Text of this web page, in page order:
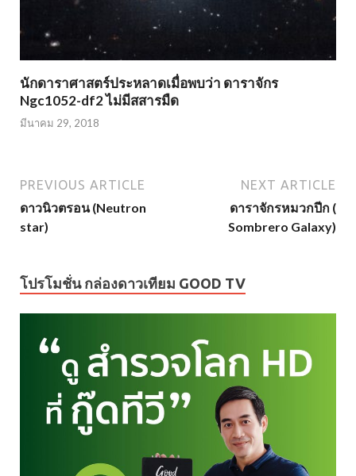
นักดาราศาสตร์ประหลาดเมื่อพบว่า ดาราจักร
Ngc1052-df2 ไม่มีสสารมืด
มีนาคม 29, 2018
PREVIOUS ARTICLE
ดาวนิวตรอน (Neutron
star)
NEXT ARTICLE
ดาราจักรหมวกปีก (
Sombrero Galaxy)
โปรโมชั่น กล่องดาวเทียม GOOD TV